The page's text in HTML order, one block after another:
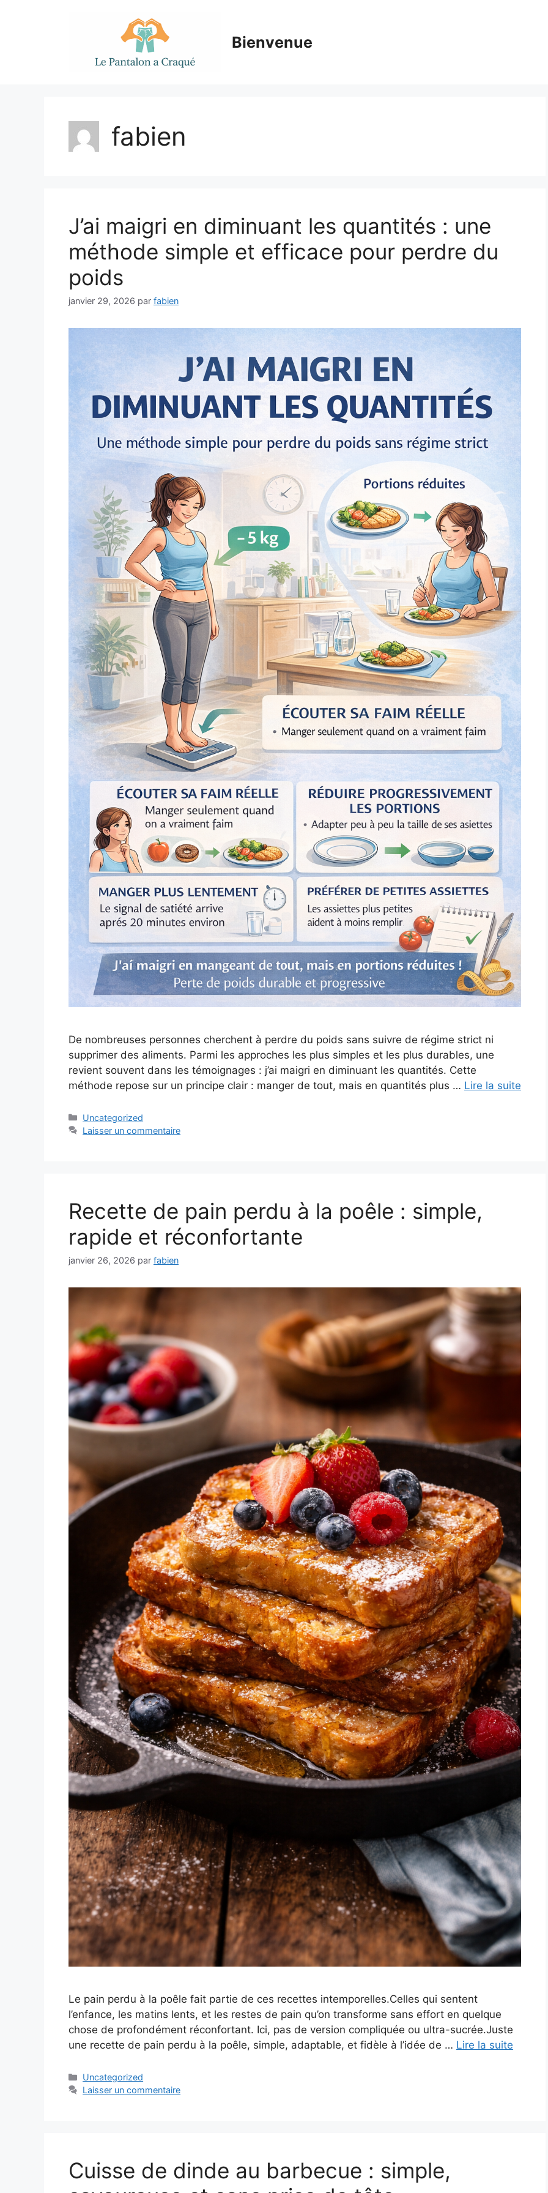
Bienvenue
fabien
J’ai maigri en diminuant les quantités : une
méthode simple et efficace pour perdre du
poids
janvier 29, 2026 par fabien
De nombreuses personnes cherchent à perdre du poids sans suivre de régime strict ni
supprimer des aliments. Parmi les approches les plus simples et les plus durables, une
revient souvent dans les témoignages : j’ai maigri en diminuant les quantités. Cette
méthode repose sur un principe clair : manger de tout, mais en quantités plus … Lire la suite
Catégories
Uncategorized
Laisser un commentaire
Recette de pain perdu à la poêle : simple,
rapide et réconfortante
janvier 26, 2026 par fabien
Le pain perdu à la poêle fait partie de ces recettes intemporelles.Celles qui sentent
l’enfance, les matins lents, et les restes de pain qu’on transforme sans effort en quelque
chose de profondément réconfortant. Ici, pas de version compliquée ou ultra-sucrée.Juste
une recette de pain perdu à la poêle, simple, adaptable, et fidèle à l’idée de … Lire la suite
Catégories
Uncategorized
Laisser un commentaire
Cuisse de dinde au barbecue : simple,